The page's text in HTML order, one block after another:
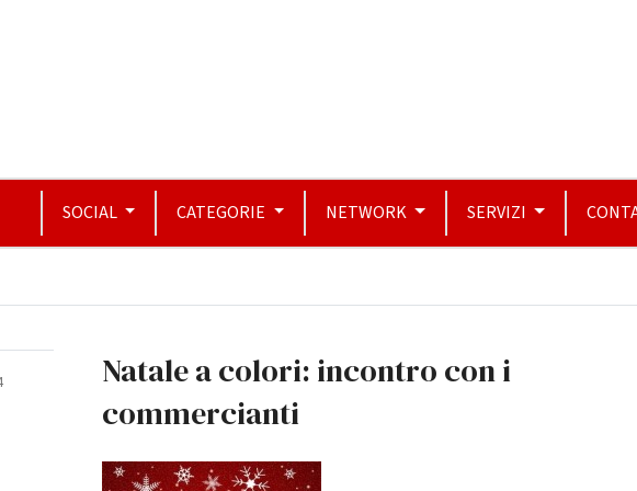
SOCIAL CATEGORIE NETWORK SERVIZI
Natale a colori: incontro con i
commercianti